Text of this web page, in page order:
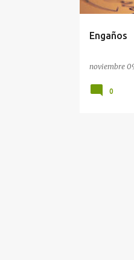
d
Engaños
noviembre
0